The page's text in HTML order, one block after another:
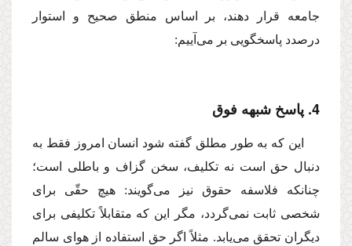
جامعه قرار دهند، بر اساس منطق صحیح و استوار
درصدد پاسخگویى بر مى‌آییم:
4. پاسخ شبهه فوق
این كه به طور مطلق گفته شود انسان امروز فقط به
دنبال حق است نه تكلیف، سخن گزاف و باطلى است؛
چنانكه فلاسفه حقوق نیز مى‌گویند: هیچ حقّى براى
شخصى ثابت نمى‌گردد، مگر این كه متقابلاً تكلیفى براى
دیگران تحقق مى‌یابد. مثلاً اگر حق استفاده از هواى سالم